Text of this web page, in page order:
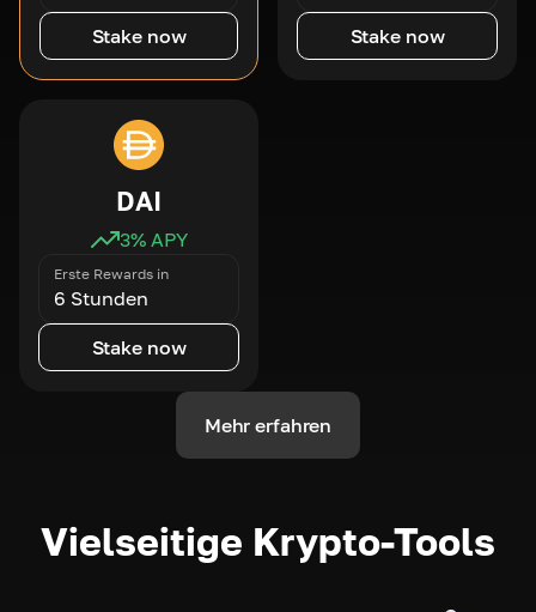
Stake now Stake now
DAI
3% APY
Erste Rewards in
6 Stunden
Stake now
Mehr erfahren
Vielseitige Krypto-Tools